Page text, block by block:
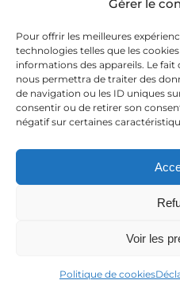
Gérer le
Pour offrir les meilleures
technologies telles que les
informations des appareils. Le
nous permettra de traiter des
de navigation ou les ID uniques
consentir ou de retirer son
négatif sur certaines
Voir les
Politique de cookies
Liens utiles
Contact
06 31 19 51 92
77700 Magny le Hongre